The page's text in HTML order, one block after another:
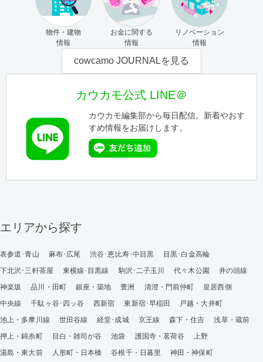
物件・建物
情報
お金に関する
情報
リノベーション
情報
cowcamo JOURNALを見る
カウカモ公式 LINE＠
カウカモ編集部から毎日配信。新着やおす
すめ情報をお届けします。
エリアから探す
表参道･青山 麻布･広尾 渋谷･恵比寿･中目黒
目黒･白金高輪
下北沢･三軒茶屋
東横線･目黒線 駒沢･二子玉川 代々木公園
井の頭線
神楽坂
品川・田町 銀座・築地 豊洲 清澄・門前仲町
皇居西側
中央線
千駄ヶ谷･四ッ谷 西新宿 東新宿･早稲田
戸越・大井町
池上・多摩川線
世田谷線 経堂･成城 京王線 森下・住吉
浅草・蔵前
押上・錦糸町
目白・雑司が谷 池袋 護国寺・茗荷谷
上野
湯島・東大前
人形町・日本橋 谷根千・日暮里
神田・神保町